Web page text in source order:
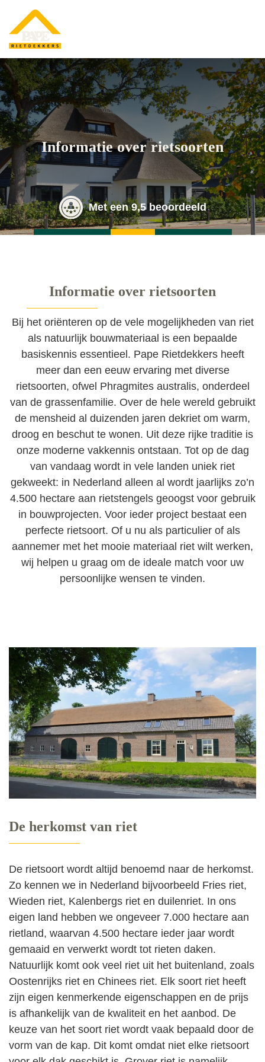
Informatie over rietsoorten
Met een 9,5 beoordeeld
Informatie over rietsoorten
Bij het oriënteren op de vele mogelijkheden van riet
als natuurlijk bouwmateriaal is een bepaalde
basiskennis essentieel. Pape Rietdekkers heeft
meer dan een eeuw ervaring met diverse
rietsoorten, ofwel Phragmites australis, onderdeel
van de grassenfamilie. Over de hele wereld gebruikt
de mensheid al duizenden jaren dekriet om warm,
droog en beschut te wonen. Uit deze rijke traditie is
onze moderne vakkennis ontstaan. Tot op de dag
van vandaag wordt in vele landen uniek riet
gekweekt: in Nederland alleen al wordt jaarlijks zo’n
4.500 hectare aan rietstengels geoogst voor gebruik
in bouwprojecten. Voor ieder project bestaat een
perfecte rietsoort. Of u nu als particulier of als
aannemer met het mooie materiaal riet wilt werken,
wij helpen u graag om de ideale match voor uw
persoonlijke wensen te vinden.
De herkomst van riet
De rietsoort wordt altijd benoemd naar de herkomst.
Zo kennen we in Nederland bijvoorbeeld Fries riet,
Wieden riet, Kalenbergs riet en duilenriet. In ons
eigen land hebben we ongeveer 7.000 hectare aan
rietland, waarvan 4.500 hectare ieder jaar wordt
gemaaid en verwerkt wordt tot rieten daken.
Natuurlijk komt ook veel riet uit het buitenland, zoals
Oostenrijks riet en Chinees riet. Elk soort riet heeft
zijn eigen kenmerkende eigenschappen en de prijs
is afhankelijk van de kwaliteit en het aanbod. De
keuze van het soort riet wordt vaak bepaald door de
vorm van de kap. Dit komt omdat niet elke rietsoort